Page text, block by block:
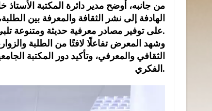
من جانبه، أوضح مدير دائرة المكتبة
الهادفة إلى نشر الثقافة والمعرفة بين
على توفير مصادر معرفية حديثة ومتنوعة تلبي الاحتياجات الأكاديمية والثقافية لطلبة الجامعة.
وشهد المعرض تفاعلًا لافتًا من الطلبة
الثقافي والمعرفي، وتأكيد دور المكتبة
الفكري.